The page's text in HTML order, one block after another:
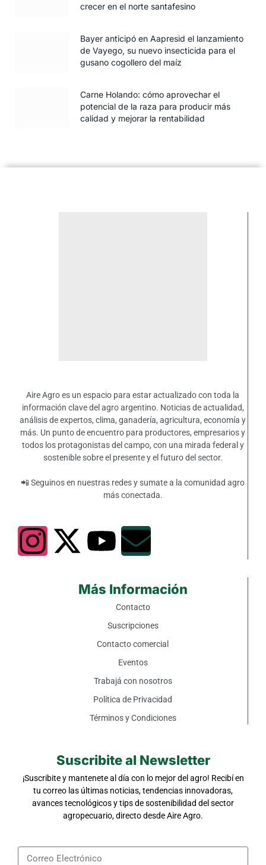
crecer en el norte santafesino
Bayer anticipó en Aapresid el lanzamiento
de Vayego, su nuevo insecticida para el
gusano cogollero del maíz
Carne Holando: cómo aprovechar el
potencial de la raza para producir más
calidad y mejorar la rentabilidad
Aire Agro es un espacio para estar actualizado con toda la
información clave del agro argentino. Noticias de actualidad,
análisis de expertos, clima, ganadería, agricultura, economía y
más. Un punto de encuentro para productores, empresarios y
todos los protagonistas del campo, con una mirada federal y
sostenible sobre el presente y el futuro del sector.
📲 Seguinos en nuestras redes y sumate a la comunidad agro
más conectada.
Más Información
Contacto
Suscripciones
Contacto comercial
Eventos
Trabajá con nosotros
Política de Privacidad
Términos y Condiciones
Suscribite al Newsletter
¡Suscribite y mantenete al día con lo mejor del agro! Recibí en
tu correo las últimas noticias, tendencias innovadoras,
avances tecnológicos y tips de sostenibilidad del sector
agropecuario, directo desde Aire Agro.